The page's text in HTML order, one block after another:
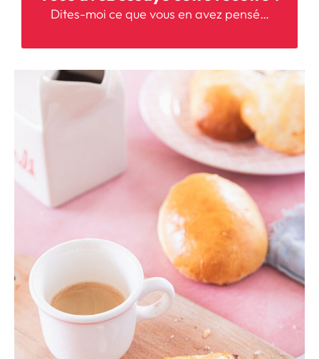
Dites-moi ce que vous en avez pensé…